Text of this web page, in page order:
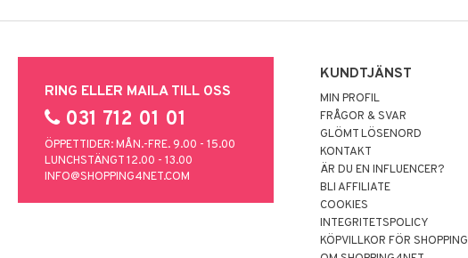
RING ELLER MAILA TILL OSS
031 712 01 01
ÖPPETTIDER: MÅN.-FRE. 9.00 - 15.00
LUNCHSTÄNGT 12.00 - 13.00
INFO@SHOPPING4NET.COM
KUNDTJÄNST
MIN PROFIL
FRÅGOR & SVAR
GLÖMT LÖSENORD
KONTAKT
ÄR DU EN INFLUENCER?
BLI AFFILIATE
COOKIES
INTEGRITETSPOLICY
KÖPVILLKOR FÖR